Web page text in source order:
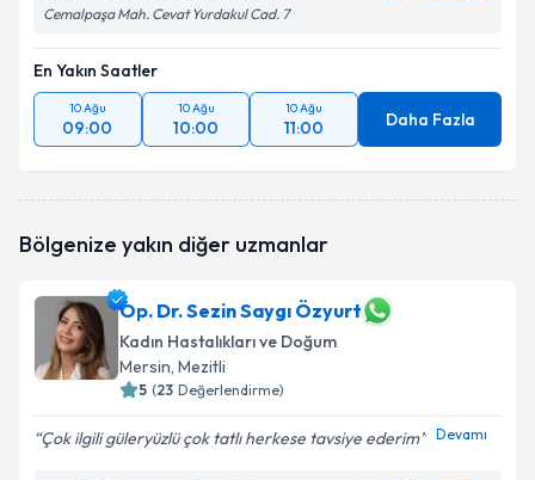
Cemalpaşa Mah. Cevat Yurdakul Cad. 7
En Yakın Saatler
10 Ağu
09:00
10 Ağu
10:00
10 Ağu
11:00 Daha Fazla
Bölgenize yakın diğer uzmanlar
Op. Dr. Sezin Saygı Özyurt
Kadın Hastalıkları ve Doğum
Mersin, Mezitli
5 (23 Değerlendirme)
Çok ilgili güleryüzlü çok tatlı herkese tavsiye ederim Devamı